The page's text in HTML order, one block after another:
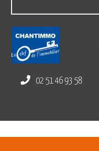
02 51 46 93 58